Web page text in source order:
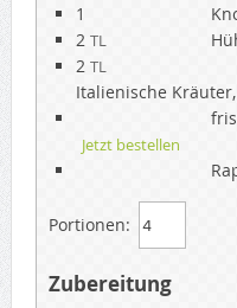
1
2 TL
2 TL
Italienische
Jetzt bestellen
Portionen:
Zubereitung